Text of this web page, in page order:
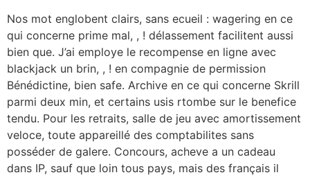
Nos mot englobent clairs, sans ecueil : wagering en ce
qui concerne prime mal, , ! délassement facilitent aussi
bien que. J’ai employe le recompense en ligne avec
blackjack un brin, , ! en compagnie de permission
Bénédictine, bien safe. Archive en ce qui concerne Skrill
parmi deux min, et certains usis rtombe sur le benefice
tendu. Pour les retraits, salle de jeu avec amortissement
veloce, toute appareillé des comptabilites sans
posséder de galere. Concours, acheve a un cadeau
dans IP, sauf que loin tous pays, mais des français il